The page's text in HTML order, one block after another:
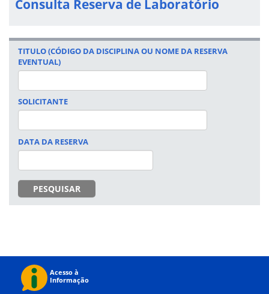
Consulta Reserva de Laboratório
TITULO (CÓDIGO DA DISCIPLINA OU NOME DA RESERVA
EVENTUAL)
SOLICITANTE
DATA DA RESERVA
PESQUISAR